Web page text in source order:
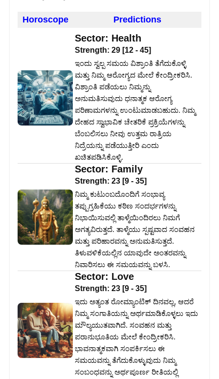
Horoscope Predictions
Sector: Health
Strength: 29 [12 - 45]
ಇಂದು ಸ್ವಲ್ಪ ಸಮಯ ವಿಶ್ರಾಂತಿ ತೆಗೆದುಕೊಳ್ಳಿ
ಮತ್ತು ನಿಮ್ಮ ಆರೋಗ್ಯದ ಮೇಲೆ ಕೇಂದ್ರೀಕರಿಸಿ.
ವಿಶ್ರಾಂತಿ ಪಡೆಯಲು ನಿಮ್ಮನ್ನು
ಅನುಮತಿಸುವುದು ಧನಾತ್ಮಕ ಆರೋಗ್ಯ
ಪರಿಣಾಮಗಳನ್ನು ಉಂಟುಮಾಡಬಹುದು. ನಿಮ್ಮ
ದೇಹದ ಸ್ವಾಭಾವಿಕ ಚೇತರಿಕೆ ಪ್ರಕ್ರಿಯೆಗಳನ್ನು
ಬೆಂಬಲಿಸಲು ನೀವು ಉತ್ತಮ ರಾತ್ರಿಯ
ನಿದ್ರೆಯನ್ನು ಪಡೆಯುತ್ತೀರಿ ಎಂದು
ಖಚಿತಪಡಿಸಿಕೊಳ್ಳಿ.
Sector: Family
Strength: 23 [9 - 35]
ನಿಮ್ಮ ಕುಟುಂಬದೊಂದಿಗೆ ಸಂಭಾವ್ಯ
ತಪ್ಪುಗ್ರಹಿಕೆಯು ಕಠಿಣ ಸಂದರ್ಭಗಳನ್ನು
ನಿಭಾಯಿಸುವಲ್ಲಿ ತಾಳ್ಮೆಯಿಂದಿರಲು ನಿಮಗೆ
ಅಗತ್ಯವಿರುತ್ತದೆ. ತಾಳ್ಮೆಯು ಸ್ಪಷ್ಟವಾದ ಸಂವಹನ
ಮತ್ತು ಪರಿಹಾರವನ್ನು ಅನುಮತಿಸುತ್ತದೆ.
ತಿಳುವಳಿಕೆಯಲ್ಲಿನ ಯಾವುದೇ ಅಂತರವನ್ನು
ನಿವಾರಿಸಲು ಈ ಸಮಯವನ್ನು ಬಳಸಿ.
Sector: Love
Strength: 23 [9 - 35]
ಇದು ಅತ್ಯಂತ ರೋಮ್ಯಾಂಟಿಕ್ ದಿನವಲ್ಲ, ಆದರೆ
ನಿಮ್ಮ ಸಂಗಾತಿಯನ್ನು ಅರ್ಥಮಾಡಿಕೊಳ್ಳಲು ಇದು
ಮೌಲ್ಯಯುತವಾಗಿದೆ. ಸಂವಹನ ಮತ್ತು
ಪರಾನುಭೂತಿಯ ಮೇಲೆ ಕೇಂದ್ರೀಕರಿಸಿ.
ಭಾವನಾತ್ಮಕವಾಗಿ ಸಂಪರ್ಕಿಸಲು ಈ
ಸಮಯವನ್ನು ತೆಗೆದುಕೊಳ್ಳುವುದು ನಿಮ್ಮ
ಸಂಬಂಧವನ್ನು ಅರ್ಥಪೂರ್ಣ ರೀತಿಯಲ್ಲಿ